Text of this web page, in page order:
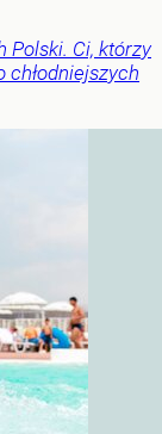
Polski. Ci, którzy